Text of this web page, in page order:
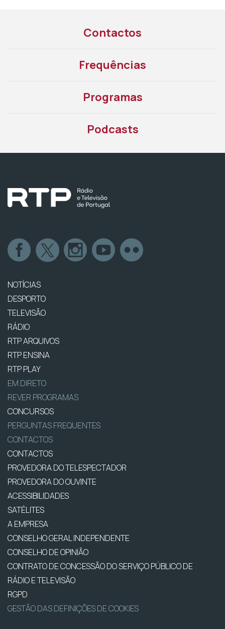
Contactos
Frequências
Programas
Podcasts
NOTÍCIAS
DESPORTO
TELEVISÃO
RÁDIO
RTP ARQUIVOS
RTP ENSINA
RTP PLAY
EM DIRETO
REVER PROGRAMAS
CONCURSOS
PERGUNTAS FREQUENTES
CONTACTOS
CONTACTOS
PROVEDORA DO TELESPECTADOR
PROVEDORA DO OUVINTE
ACESSIBILIDADES
SATÉLITES
A EMPRESA
CONSELHO GERAL INDEPENDENTE
CONSELHO DE OPINIÃO
CONTRATO DE CONCESSÃO DO SERVIÇO PÚBLICO DE
RÁDIO E TELEVISÃO
RGPD
GESTÃO DAS DEFINIÇÕES DE COOKIES